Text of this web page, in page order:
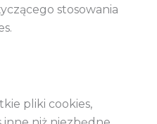
stosowania
pliki cookies,